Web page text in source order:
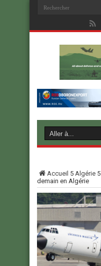
Accueil 5 Algérie 5
demain en Algérie